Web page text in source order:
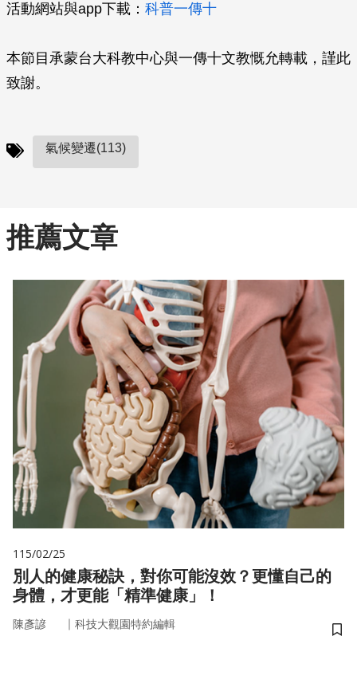
活動網站與app下載： 科普一傳十
本節目承蒙台大科教中心與一傳十文教慨允轉載，謹此
致謝。
氣候變遷(113)
推薦文章
115/02/25
別人的健康秘訣，對你可能沒效？更懂自己的
身體，才更能「精準健康」！
陳彥諺 ｜ 科技大觀園特約編輯
儲